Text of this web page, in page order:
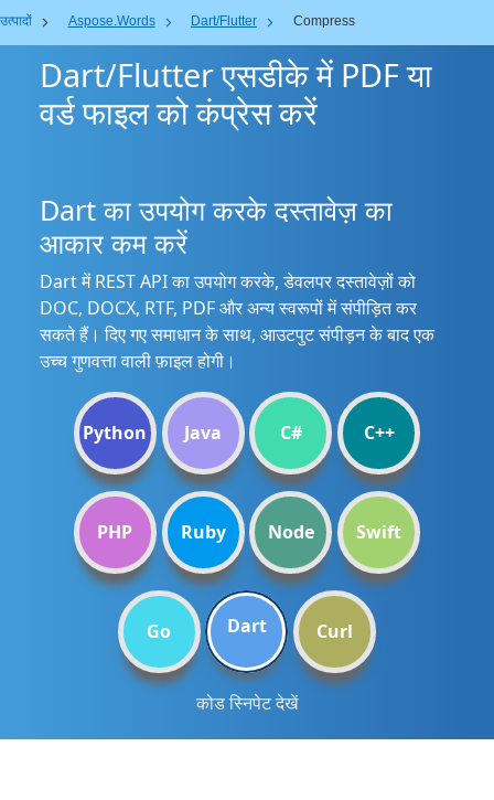
उत्पादों Aspose.Words Dart/Flutter Compress
Dart/Flutter एसडीके में PDF या
वर्ड फाइल को कंप्रेस करें
Dart का उपयोग करके दस्तावेज़ का
आकार कम करें
Dart में REST API का उपयोग करके, डेवलपर दस्तावेज़ों को
DOC, DOCX, RTF, PDF और अन्य स्वरूपों में संपीड़ित कर
सकते हैं। दिए गए समाधान के साथ, आउटपुट संपीड़न के बाद एक
उच्च गुणवत्ता वाली फ़ाइल होगी।
Python Java C# C++
PHP Ruby Node Swift
Go Dart Curl
कोड स्निपेट देखें